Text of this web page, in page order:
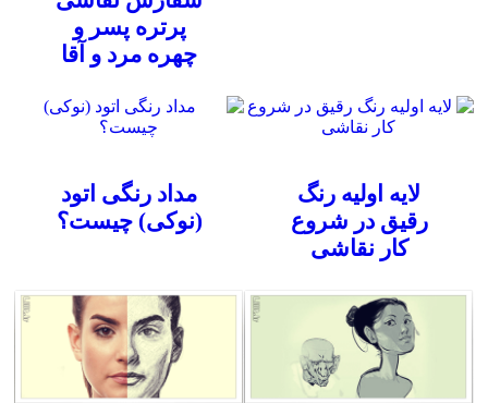
پرتره پسر و
چهره مرد و آقا
لایه اولیه رنگ
رقیق در شروع
کار نقاشی
مداد رنگی اتود
(نوکی) چیست؟